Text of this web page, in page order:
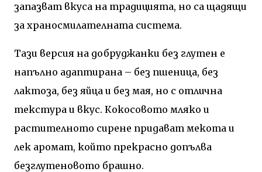
запазват вкуса на традицията, но са щадящи
за храносмилателната система.
Тази версия на добруджанки без глутен е
напълно адаптирана – без пшеница, без
лактоза, без яйца и без мая, но с отлична
текстура и вкус. Кокосовото мляко и
растителното сирене придават мекота и
лек аромат, който прекрасно допълва
безглутеновото брашно.